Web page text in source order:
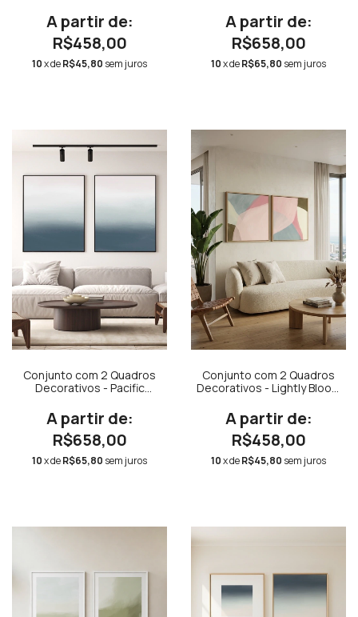
Quadrado + Serene Neutral
Quadrado
R$458,00
10x deR$45,80 sem juros
R$658,00
10x deR$65,80 sem juros
Conjunto com 2 Quadros
Decorativos - Pacific
Díptico N.02
R$658,00
10x deR$65,80 sem juros
Conjunto com 2 Quadros
Decorativos - Lightly Bloom
Bloom N.02 Quadrado
R$458,00
10x deR$45,80 sem juros